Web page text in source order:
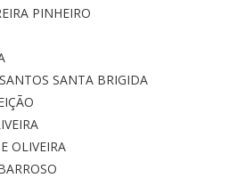
PINHEIRO
SANTA BRIGIDA
OLIVEIRA